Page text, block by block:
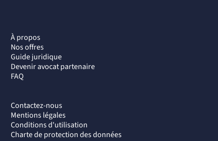
À propos
Nos offres
Guide juridique
Devenir avocat partenaire
FAQ
Contactez-nous
Mentions légales
Conditions d'utilisation
Charte de protection des données